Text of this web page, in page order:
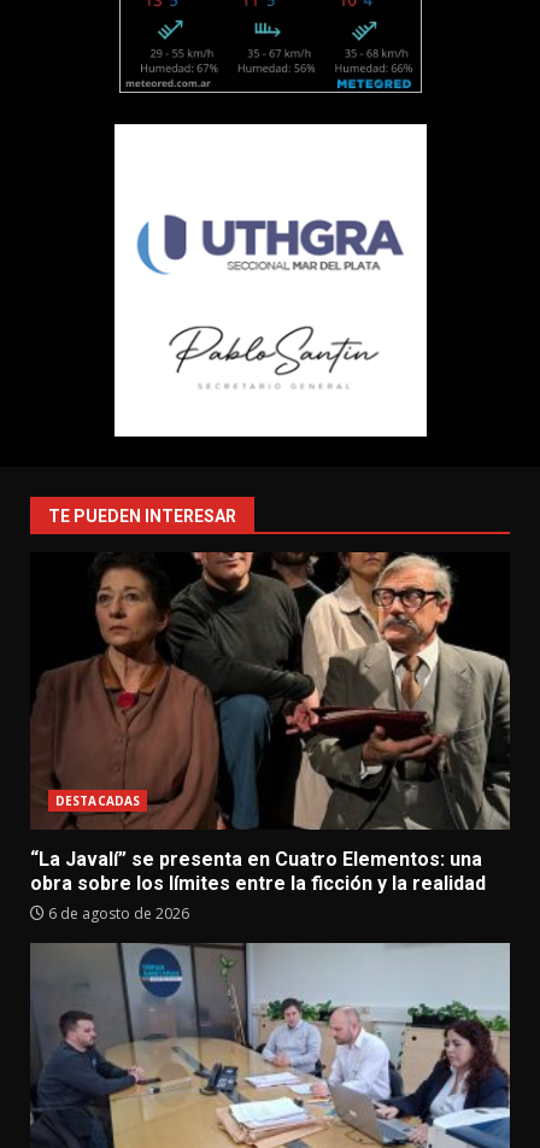
TE PUEDEN INTERESAR
DESTACADAS
“La Javalí” se presenta en Cuatro Elementos: una
obra sobre los límites entre la ficción y la realidad
6 de agosto de 2026